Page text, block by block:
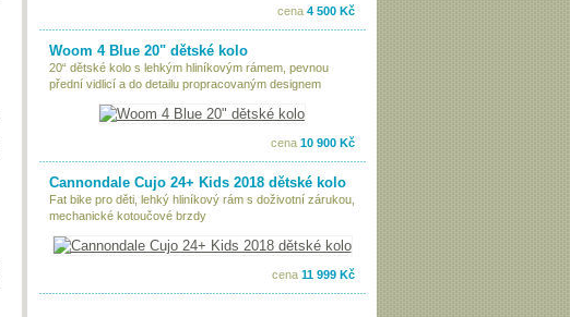
cena 4 500 Kč
Woom 4 Blue 20" dětské kolo
20“ dětské kolo s lehkým hliníkovým rámem, pevnou
přední vidlicí a do detailu propracovaným designem
cena 10 900 Kč
Cannondale Cujo 24+ Kids 2018 dětské kolo
Fat bike pro děti, lehký hliníkový rám s doživotní zárukou,
mechanické kotoučové brzdy
cena 11 999 Kč